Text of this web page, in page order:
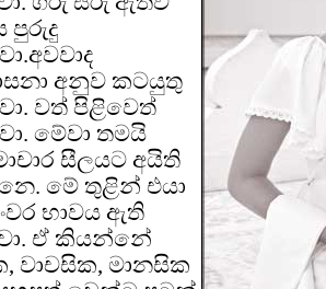
පුරුදු
අනුව කටයුතු
වත් පිළිවෙත්
මේවා තමයි
සීලයට අයිති
මේ තුළින් එයා
භාවය ඇති
ඒ කියන්නේ
වාචසික, මානසික